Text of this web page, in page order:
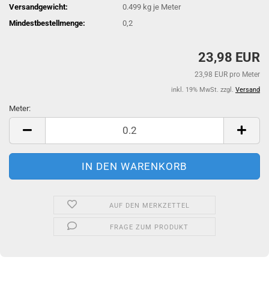
Versandgewicht:
0.499 kg je Meter
Mindestbestellmenge:
0,2
23,98 EUR
23,98 EUR pro Meter
inkl. 19% MwSt. zzgl. Versand
Meter:
Meter
AUF DEN MERKZETTEL
FRAGE ZUM PRODUKT